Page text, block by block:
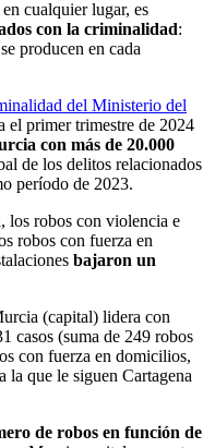
cualquier lugar, es
con la criminalidad:
producen en cada
del Ministerio del
el primer trimestre de 2024
con más de 20.000
de los delitos relacionados
período de 2023.
los robos con violencia e
robos con fuerza en
bajaron un
(capital) lidera con
casos (suma de 249 robos
con fuerza en domicilios,
la que le siguen Cartagena
de robos en función de